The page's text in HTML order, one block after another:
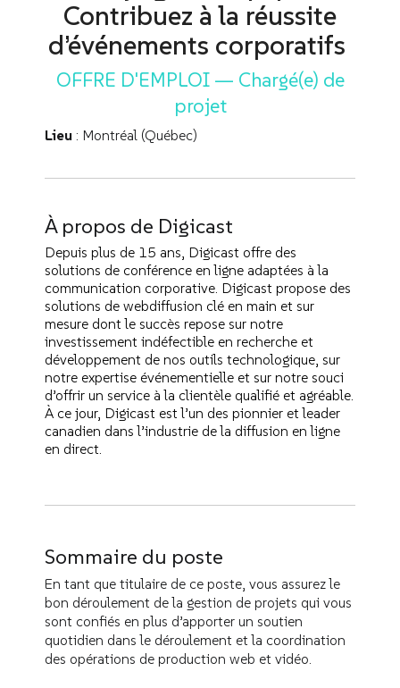
Profitez d’une expertise complète pour planifier,
produire et diffuser des événements audiovisuels
corporatifs d'envergure.
Production vidéo et multimédia
Optez pour des contenus vidéo et multimédias à fort
par nos experts.
solution
de gestion de
personnalisable
pour les
entreprises
privées et
publiques.
Bénéficiez
d’une solution
technologique
de gestion de
réunion
virtuelle conçue
pour faciliter la
entre
et structurer les
interactions
avec l’auditoire.
Profitez de
améliorer
l’accessibilité.
Contribuez à la réussite
d’événements corporatifs
OFFRE D'EMPLOI — Chargé(e) de
projet
Lieu : Montréal (Québec)
À propos de Digicast
Depuis plus de 15 ans, Digicast offre des
solutions de conférence en ligne adaptées à la
communication corporative. Digicast propose des
solutions de webdiffusion clé en main et sur
mesure dont le succès repose sur notre
investissement indéfectible en recherche et
développement de nos outils technologique, sur
notre expertise événementielle et sur notre souci
d’offrir un service à la clientèle qualifié et agréable.
À ce jour, Digicast est l’un des pionnier et leader
canadien dans l’industrie de la diffusion en ligne
en direct.
Sommaire du poste
En tant que titulaire de ce poste, vous assurez le
bon déroulement de la gestion de projets qui vous
sont confiés en plus d’apporter un soutien
quotidien dans le déroulement et la coordination
des opérations de production web et vidéo.